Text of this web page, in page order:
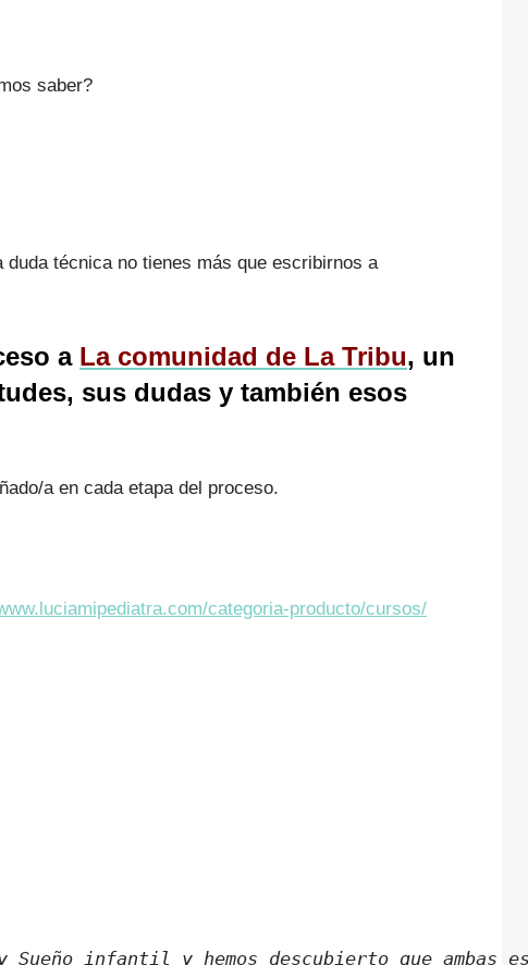
saber?
técnica no tienes más que escribirnos a
a La comunidad de La Tribu, un
sus dudas y también esos
a en cada etapa del proceso.
categoria-producto/cursos/
infantil y hemos descubierto que ambas